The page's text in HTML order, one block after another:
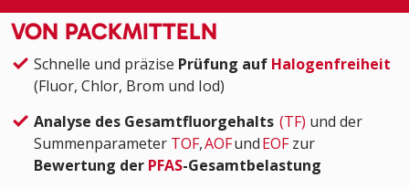
VON PACKMITTELN
Schnelle und präzise Prüfung auf Halogenfreiheit
(Fluor, Chlor, Brom und Iod)
Analyse des Gesamtfluorgehalts (TF) und der
Summenparameter TOF,AOFundEOFzur
Bewertung der PFAS-Gesamtbelastung